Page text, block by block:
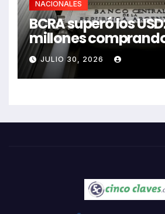
NACIONALES
BCRA superó los
millones
JULIO 30, 2026